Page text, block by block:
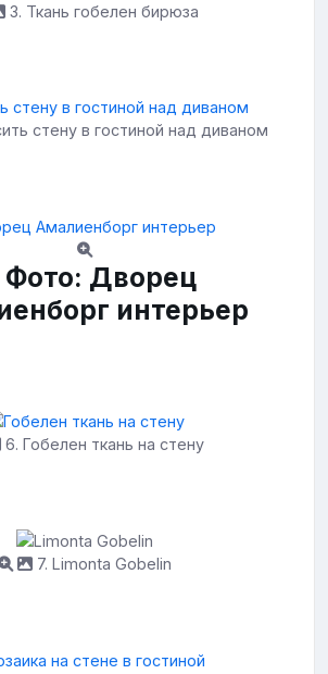
3. Ткань гобелен бирюза
стену в гостиной над диваном
Фото: Дворец
интерьер
6. Гобелен ткань на стену
7. Limonta Gobelin